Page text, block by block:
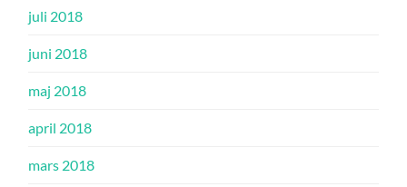
juli 2018
juni 2018
maj 2018
april 2018
mars 2018